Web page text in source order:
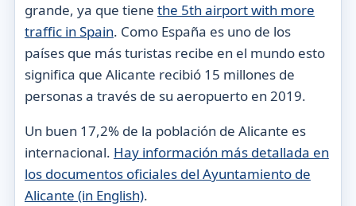
grande, ya que tiene the 5th airport with more
traffic in Spain. Como España es uno de los
países que más turistas recibe en el mundo esto
significa que Alicante recibió 15 millones de
personas a través de su aeropuerto en 2019.
Un buen 17,2% de la población de Alicante es
internacional. Hay información más detallada en
los documentos oficiales del Ayuntamiento de
Alicante (in English).